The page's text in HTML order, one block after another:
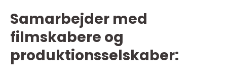
Samarbejder med
filmskabere og
produktionsselskaber: